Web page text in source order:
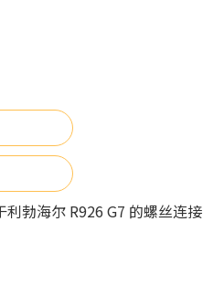
勃海尔 R926 G7 的螺丝连接